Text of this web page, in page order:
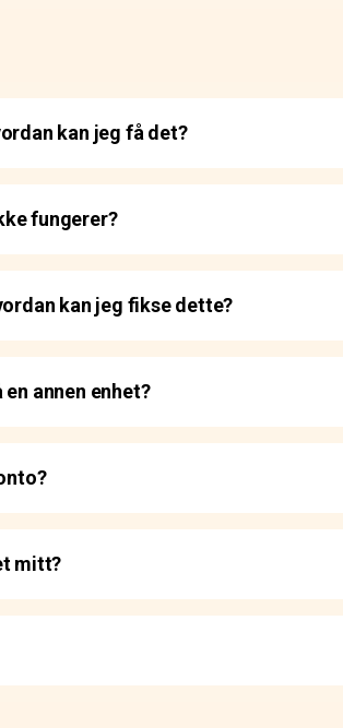
kan jeg få det?
fungerer?
kan jeg fikse dette?
annen enhet?
mitt?